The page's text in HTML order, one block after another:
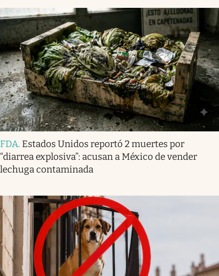
FDA. Estados Unidos reportó 2 muertes por
“diarrea explosiva”: acusan a México de vender
lechuga contaminada